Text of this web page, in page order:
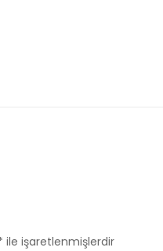
ile işaretlenmişlerdir